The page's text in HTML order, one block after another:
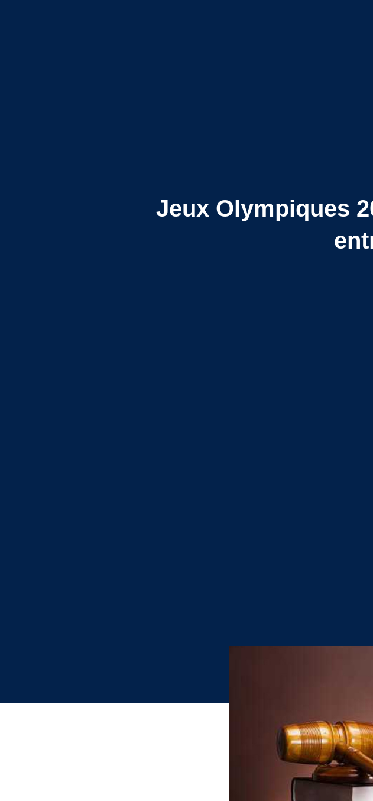
Jeux Olympiques